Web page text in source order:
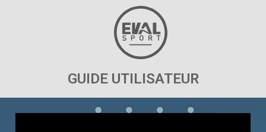
GUIDE UTILISATEUR